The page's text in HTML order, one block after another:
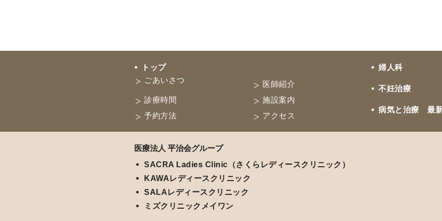
トップ
ごあいさつ
医師紹介
診療時間
施設案内
予約方法
アクセス
婦人科
不妊治療
病気と治療 最
医療法人 平治会グループ
SACRA Ladies Clinic （さくらレディースクリニック）
KAWAレディースクリニック
SALAレディースクリニック
ミズクリニックメイワン